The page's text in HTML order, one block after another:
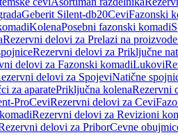
Geberit Silent-db20CeviFazonski
KolenaPosebni fazonski komadi
Rezervni delovi za Prelazi na
Rezervni delovi za Priključne
delovi za Fazonski komadiLukovi
delovi za SpojeviNatične
za aparatePriključna kolenaRezervni
ProCeviRezervni delovi za Cevi
Rezervni delovi za Revizioni
delovi za PriborCevne